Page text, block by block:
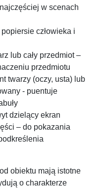
w scenach
człowieka i
lub cały przedmiot –
przedmiotu
twarzy (oczy, usta) lub
- puentuje
dzielący ekran
– do pokazania
obiektu mają istotne
o charakterze